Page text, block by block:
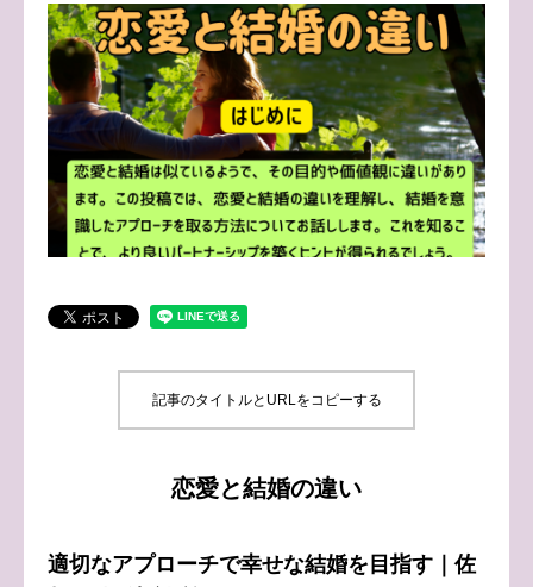
記事のタイトルとURLをコピーする
恋愛と結婚の違い
適切なアプローチで幸せな結婚を目指す｜佐
成婚までの流れ
会員様からの喜びの声
よくあるご質問